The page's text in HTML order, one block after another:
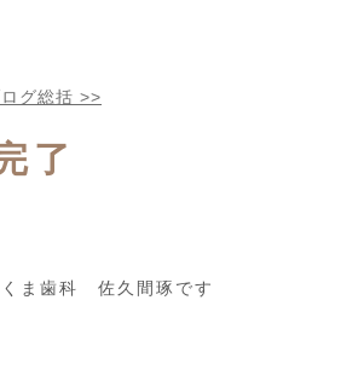
グ総括 >>
了
ま歯科 佐久間琢です